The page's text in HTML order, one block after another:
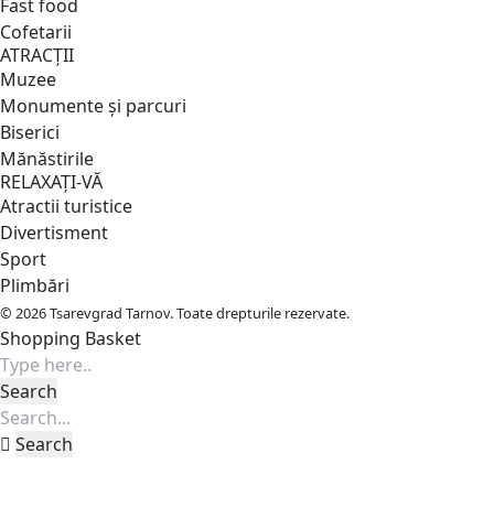
Fast food
Cofetarii
ATRACȚII
Muzee
Monumente și parcuri
Biserici
Mănăstirile
RELAXAȚI-VĂ
Atractii turistice
Divertisment
Sport
Plimbări
© 2026 Tsarevgrad Tarnov. Toate drepturile rezervate.
Shopping Basket